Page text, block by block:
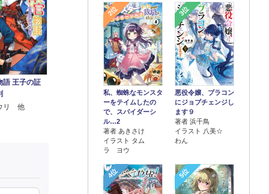
語 王子の証
リ 他
2位
私、蜘蛛なモンスタ
ーをテイムしたの
で、スパイダーシ
ル…2
著者 あきさけ
イラスト タム
ラ ヨウ
3位
悪役令嬢、ブラコン
にジョブチェンジし
ます９
著者 浜千鳥
イラスト 八美☆
わん
4位 5位